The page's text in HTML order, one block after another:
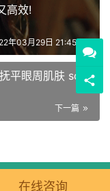
高效!
年03月29日 21:45:00
平眼周肌肤 so
下一篇
2021029902号-2
在线咨询